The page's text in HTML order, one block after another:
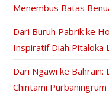
Menembus Batas
Dari Buruh Pabrik ke
Inspiratif Diah Pitaloka
Dari Ngawi ke Bahrain:
Chintami